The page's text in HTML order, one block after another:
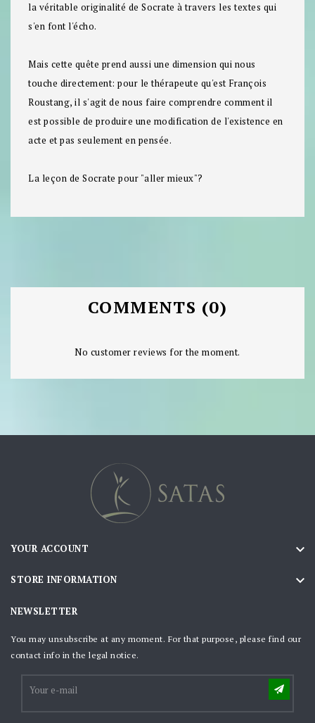
la véritable originalité de Socrate à travers les textes qui
s'en font l'écho.
Mais cette quête prend aussi une dimension qui nous
touche directement: pour le thérapeute qu'est François
Roustang, il s'agit de nous faire comprendre comment il
est possible de produire une modification de l'existence en
acte et pas seulement en pensée.
La leçon de Socrate pour "aller mieux"?
COMMENTS (0)
No customer reviews for the moment.
YOUR ACCOUNT 
STORE INFORMATION 
NEWSLETTER
You may unsubscribe at any moment. For that purpose, please find our
contact info in the legal notice.